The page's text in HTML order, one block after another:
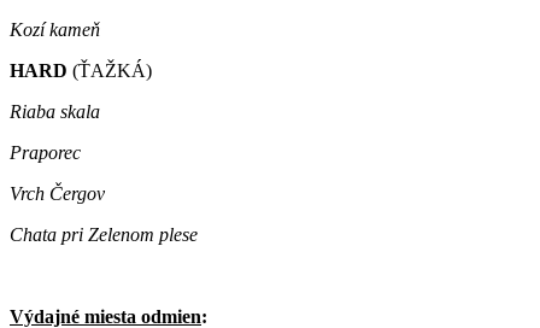
Kozí kameň
HARD (ŤAŽKÁ)
Riaba skala
Praporec
Vrch Čergov
Chata pri Zelenom plese
Výdajné miesta odmien: